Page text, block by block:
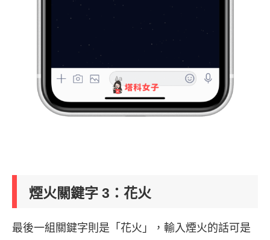
煙火關鍵字 3：花火
最後一組關鍵字則是「花火」，輸入煙火的話可是